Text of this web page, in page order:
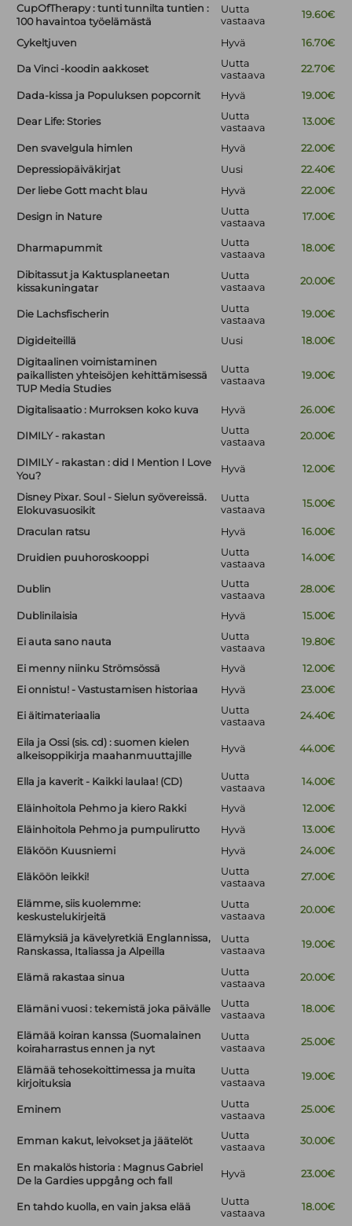
CupOfTherapy : tunti tunnilta tuntien :
100 havaintoa työelämästä
Uutta
vastaava
19.60€
Cykeltjuven Hyvä 16.70€
Da Vinci -koodin aakkoset
Uutta
vastaava
22.70€
Dada-kissa ja Populuksen popcornit Hyvä 19.00€
Dear Life: Stories
Uutta
vastaava
13.00€
Den svavelgula himlen Hyvä
22.00€
Depressiopäiväkirjat
Uusi
22.40€
Der liebe Gott macht blau
Hyvä 22.00€
Design in Nature
Uutta
vastaava
17.00€
Dharmapummit
Uutta
vastaava
18.00€
Dibitassut ja Kaktusplaneetan
kissakuningatar
Uutta
vastaava
20.00€
Die Lachsfischerin
Uutta
vastaava
19.00€
Digideiteillä Uusi
18.00€
Digitaalinen voimistaminen
paikallisten yhteisöjen kehittämisessä
TUP Media Studies
Uutta
vastaava
19.00€
Digitalisaatio : Murroksen koko kuva Hyvä 26.00€
DIMILY - rakastan
Uutta
vastaava
20.00€
DIMILY - rakastan : did I Mention I Love
You?
Hyvä 12.00€
Disney Pixar. Soul - Sielun syövereissä.
Elokuvasuosikit
Uutta
vastaava
15.00€
Draculan ratsu Hyvä 16.00€
Druidien puuhoroskooppi
Uutta
vastaava
14.00€
Dublin
Uutta
vastaava
28.00€
Dublinilaisia Hyvä 15.00€
Ei auta sano nauta
Uutta
vastaava
19.80€
Ei menny niinku Strömsössä Hyvä
12.00€
Ei onnistu! - Vastustamisen historiaa
Hyvä 23.00€
Ei äitimateriaalia
Uutta
vastaava
24.40€
Eila ja Ossi (sis. cd) : suomen kielen
alkeisoppikirja maahanmuuttajille
Hyvä 44.00€
Ella ja kaverit - Kaikki laulaa! (CD)
Uutta
vastaava
14.00€
Eläinhoitola Pehmo ja kiero Rakki Hyvä
12.00€
Eläinhoitola Pehmo ja pumpulirutto
Hyvä
13.00€
Eläköön Kuusniemi
Hyvä 24.00€
Eläköön leikki!
Uutta
vastaava
27.00€
Elämme, siis kuolemme:
keskustelukirjeitä
Uutta
vastaava
20.00€
Elämyksiä ja kävelyretkiä Englannissa,
Ranskassa, Italiassa ja Alpeilla
Uutta
vastaava
19.00€
Elämä rakastaa sinua
Uutta
vastaava
20.00€
Elämäni vuosi : tekemistä joka päivälle
Uutta
vastaava
18.00€
Elämää koiran kanssa (Suomalainen
koiraharrastus ennen ja nyt
Uutta
vastaava
25.00€
Elämää tehosekoittimessa ja muita
kirjoituksia
Uutta
vastaava
19.00€
Eminem
Uutta
vastaava
25.00€
Emman kakut, leivokset ja jäätelöt
Uutta
vastaava
30.00€
En makalös historia : Magnus Gabriel
De la Gardies uppgång och fall
Hyvä 23.00€
En tahdo kuolla, en vain jaksa elää
Uutta
vastaava
18.00€